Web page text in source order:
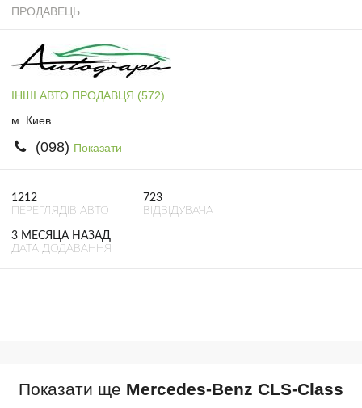
ПРОДАВЕЦЬ
ІНШІ АВТО ПРОДАВЦЯ (572)
м. Киев
(098) Показати
1212
ПЕРЕГЛЯДІВ АВТО
723
ВІДВІДУВАЧА
3 МЕСЯЦА НАЗАД
ДАТА ДОДАВАННЯ
Показати ще Mercedes-Benz CLS-Class